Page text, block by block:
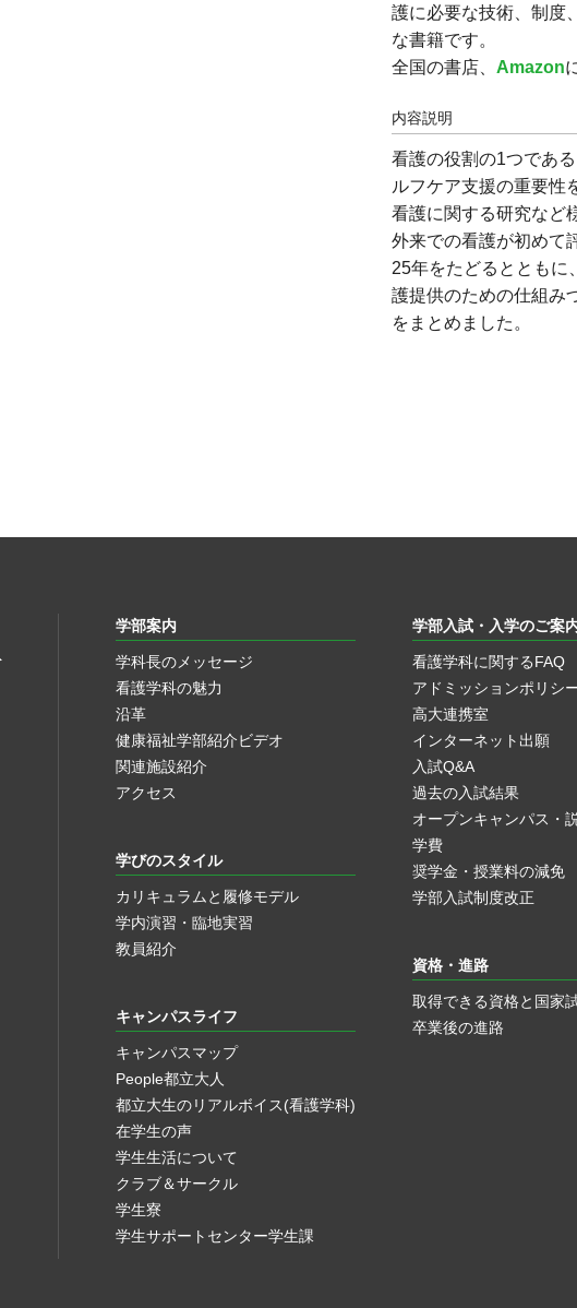
護に必要な技術、制度
な書籍です。
全国の書店、 Amazon
内容説明
看護の役割の1つであ
ルフケア支援の重要性
看護に関する研究など
外来での看護が初めて
25年をたどるとともに
護提供のための仕組み
をまとめました。
学部案内
学科長のメッセージ
看護学科の魅力
沿革
健康福祉学部紹介ビデオ
関連施設紹介
アクセス
学びのスタイル
カリキュラムと履修モデル
学内演習・臨地実習
教員紹介
キャンパスライフ
キャンパスマップ
People都立大人
都立大生のリアルボイス(看護学科)
在学生の声
学生生活について
クラブ＆サークル
学生寮
学生サポートセンター学生課
学部入試・入学のご案
看護学科に関するFAQ
アドミッションポリシ
高大連携室
インターネット出願
入試Q&A
過去の入試結果
オープンキャンパス・
学費
奨学金・授業料の減免
学部入試制度改正
資格・進路
取得できる資格と国家
卒業後の進路